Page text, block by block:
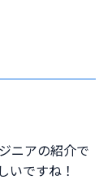
ニアの紹介で
いですね！